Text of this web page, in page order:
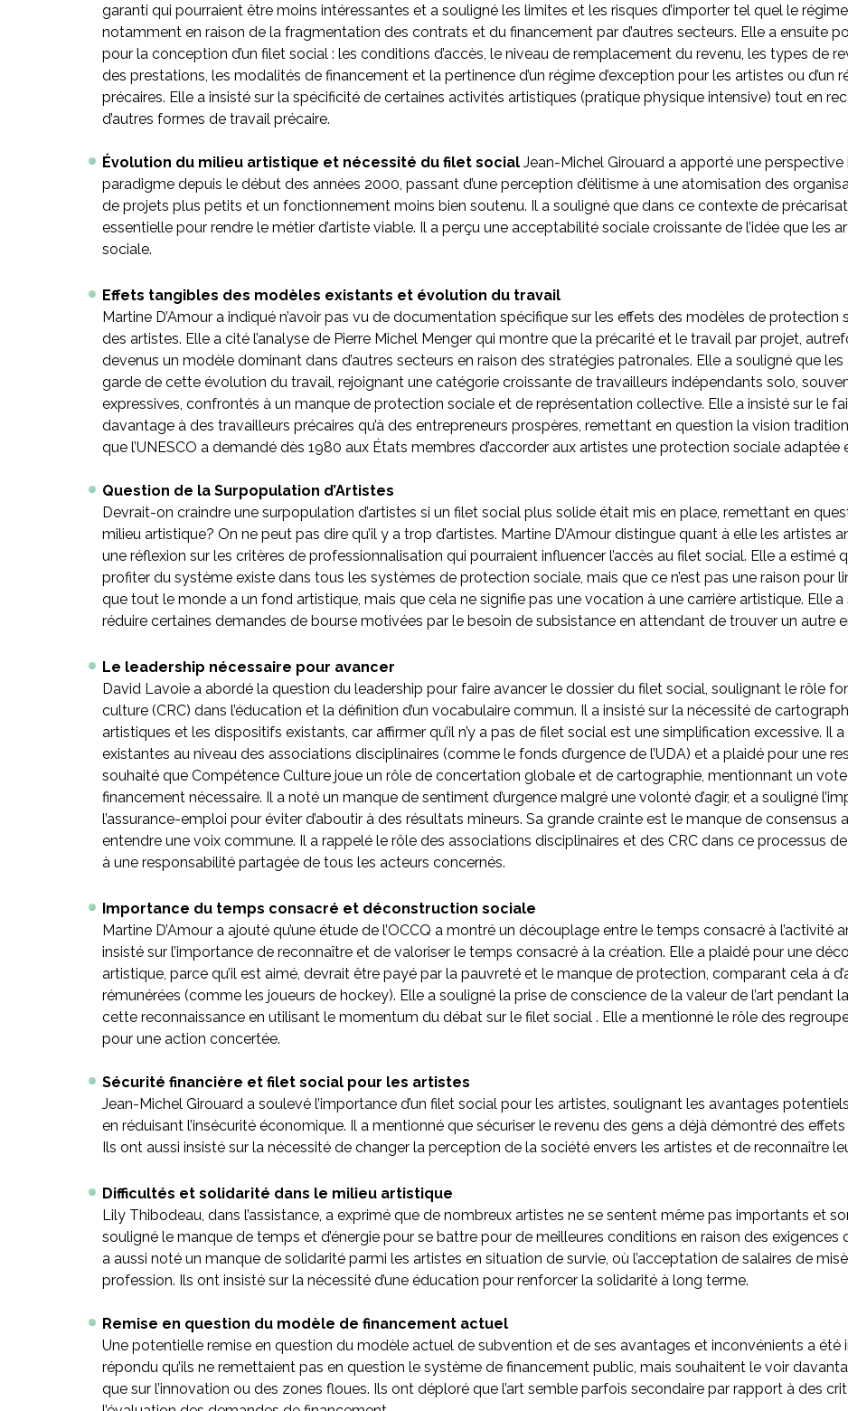
garanti qui pourraient être moins intéressantes et a souligné les limites et les risques d’importer tel quel le
notamment en raison de la fragmentation des contrats et du financement par d’autres secteurs. Elle a ensuite
pour la conception d’un filet social : les conditions d’accès, le niveau de remplacement du revenu, les types de
des prestations, les modalités de financement et la pertinence d’un régime d’exception pour les artistes ou d’un
précaires. Elle a insisté sur la spécificité de certaines activités artistiques (pratique physique intensive) tout en
d’autres formes de travail précaire.
Évolution du milieu artistique et nécessité du filet socialJean-Michel Girouard a apporté une
paradigme depuis le début des années 2000, passant d’une perception d’élitisme à une atomisation des
de projets plus petits et un fonctionnement moins bien soutenu. Il a souligné que dans ce contexte de
essentielle pour rendre le métier d’artiste viable. Il a perçu une acceptabilité sociale croissante de l’idée que les
sociale.
Effets tangibles des modèles existants et évolution du travail
Martine D’Amour a indiqué n’avoir pas vu de documentation spécifique sur les effets des modèles de
des artistes. Elle a cité l’analyse de Pierre Michel Menger qui montre que la précarité et le travail par projet,
devenus un modèle dominant dans d’autres secteurs en raison des stratégies patronales. Elle a souligné que
garde de cette évolution du travail, rejoignant une catégorie croissante de travailleurs indépendants solo,
expressives, confrontés à un manque de protection sociale et de représentation collective. Elle a insisté sur le
davantage à des travailleurs précaires qu’à des entrepreneurs prospères, remettant en question la vision
que l’UNESCO a demandé dès 1980 aux États membres d’accorder aux artistes une protection sociale
Question de la Surpopulation d’Artistes
Devrait-on craindre une surpopulation d’artistes si un filet social plus solide était mis en place, remettant en
milieu artistique? On ne peut pas dire qu’il y a trop d’artistes. Martine D’Amour distingue quant à elle les artistes
une réflexion sur les critères de professionnalisation qui pourraient influencer l’accès au filet social. Elle a estimé
profiter du système existe dans tous les systèmes de protection sociale, mais que ce n’est pas une raison pour
que tout le monde a un fond artistique, mais que cela ne signifie pas une vocation à une carrière artistique. Elle
réduire certaines demandes de bourse motivées par le besoin de subsistance en attendant de trouver un autre
Le leadership nécessaire pour avancer
David Lavoie a abordé la question du leadership pour faire avancer le dossier du filet social, soulignant le rôle
culture (CRC) dans l’éducation et la définition d’un vocabulaire commun. Il a insisté sur la nécessité de
artistiques et les dispositifs existants, car affirmer qu’il n’y a pas de filet social est une simplification excessive. Il
existantes au niveau des associations disciplinaires (comme le fonds d’urgence de l’UDA) et a plaidé pour une
souhaité que Compétence Culture joue un rôle de concertation globale et de cartographie, mentionnant un
financement nécessaire. Il a noté un manque de sentiment d’urgence malgré une volonté d’agir, et a souligné
l’assurance-emploi pour éviter d’aboutir à des résultats mineurs. Sa grande crainte est le manque de consensus
entendre une voix commune. Il a rappelé le rôle des associations disciplinaires et des CRC dans ce processus
à une responsabilité partagée de tous les acteurs concernés.
Importance du temps consacré et déconstruction sociale
Martine D’Amour a ajouté qu’une étude de l’OCCQ a montré un découplage entre le temps consacré à l’activité
insisté sur l’importance de reconnaître et de valoriser le temps consacré à la création. Elle a plaidé pour une
artistique, parce qu’il est aimé, devrait être payé par la pauvreté et le manque de protection, comparant cela à
rémunérées (comme les joueurs de hockey). Elle a souligné la prise de conscience de la valeur de l’art pendant
cette reconnaissance en utilisant le momentum du débat sur le filet social . Elle a mentionné le rôle des
pour une action concertée.
Sécurité financière et filet social pour les artistes
Jean-Michel Girouard a soulevé l’importance d’un filet social pour les artistes, soulignant les avantages
en réduisant l’insécurité économique. Il a mentionné que sécuriser le revenu des gens a déjà démontré des
Ils ont aussi insisté sur la nécessité de changer la perception de la société envers les artistes et de reconnaître
Difficultés et solidarité dans le milieu artistique
Lily Thibodeau, dans l’assistance, a exprimé que de nombreux artistes ne se sentent même pas importants et
souligné le manque de temps et d’énergie pour se battre pour de meilleures conditions en raison des
a aussi noté un manque de solidarité parmi les artistes en situation de survie, où l’acceptation de salaires de
profession. Ils ont insisté sur la nécessité d’une éducation pour renforcer la solidarité à long terme.
Remise en question du modèle de financement actuel
Une potentielle remise en question du modèle actuel de subvention et de ses avantages et inconvénients a
répondu qu’ils ne remettaient pas en question le système de financement public, mais souhaitent le voir
que sur l’innovation ou des zones floues. Ils ont déploré que l’art semble parfois secondaire par rapport à des